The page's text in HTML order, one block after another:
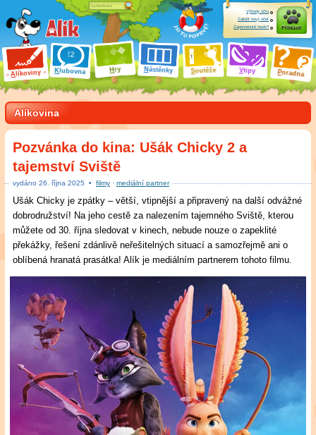
Alíkoviny Klubovna Hry Nástěnky Soutěže Vtipy Poradna
Výhody účtu
Založit nový účet
Zapomenuté heslo?
Přihlásit
Alíkovina
Pozvánka do kina: Ušák Chicky 2 a
tajemství Sviště
vydáno 26 října 2025 • filmy· mediální partner
Ušák Chicky je zpátky – větší, vtipnější a připravený na další odvážné
dobrodružství! Na jeho cestě za nalezením tajemného Sviště, kterou
můžete od 30. října sledovat v kinech, nebude nouze o zapeklité
překážky, řešení zdánlivě neřešitelných situací a samozřejmě ani o
oblíbená hranatá prasátka! Alík je mediálním partnerem tohoto filmu.